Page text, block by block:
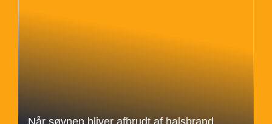
Når søvnen bliver afbrudt af halsbrand